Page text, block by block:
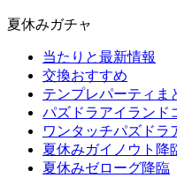
夏休みガチャ
当たりと最新情報
交換おすすめ
テンプレパーティま
パズドラアイランド
ワンタッチパズドラ
夏休みガイノウト降
夏休みゼローグ降臨